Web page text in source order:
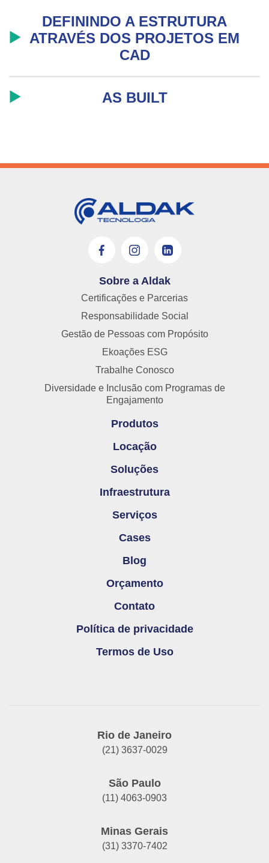
DEFININDO A ESTRUTURA
ATRAVÉS DOS PROJETOS EM
CAD
AS BUILT
Sobre a Aldak
Certificações e Parcerias
Responsabilidade Social
Gestão de Pessoas com Propósito
Ekoações ESG
Trabalhe Conosco
Diversidade e Inclusão com Programas de
Engajamento
Produtos
Locação
Soluções
Infraestrutura
Serviços
Cases
Blog
Orçamento
Contato
Política de privacidade
Termos de Uso
Rio de Janeiro
(21) 3637-0029
São Paulo
(11) 4063-0903
Minas Gerais
(31) 3370-7402